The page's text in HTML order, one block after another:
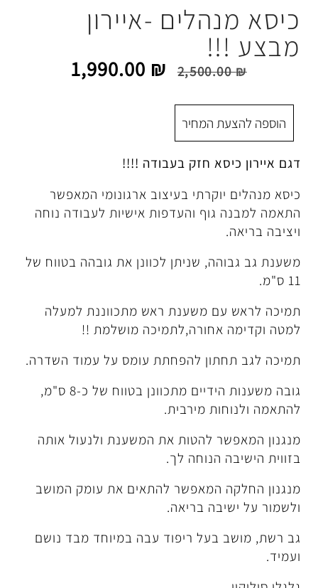
-איירון
1,990.00₪
המחיר
חזק בעבודה !!!!
בעיצוב ארגונומי המאפשר
והעדפות אישיות לעבודה נוחה
שניתן לכוונן את גובהה בטווח של
משענת ראש מתכווננת למעלה
מושלמת !!
להפחתת עומס על עמוד השדרה.
גובה משענות הידיים מתכוונן בטווח של כ-8 ס"מ,
מירבית.
להטות את המשענת ולנעול אותה
הנוחה לך.
המאפשר להתאים את עומק המושב
בריאה.
ריפוד עבה במיוחד מבד נושם